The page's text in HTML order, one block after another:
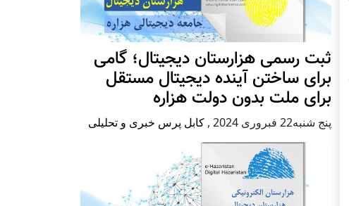
ثبت رسمی هزارستان دیجیتال؛ گامی
برای ساختن آینده دیجیتال مستقل
برای ملت بدون دولت هزاره
پنج شنبه22 فبروری 2024 , کابل پرس خبری و تحلیلی